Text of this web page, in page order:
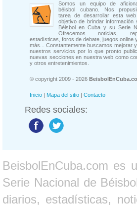
Somos un equipo de
béisbol cubano. Nos
tarea de desarrollar esta
objetivo de brindar información
Béisbol en Cuba y su Serie
Ofrecemos noticias,
estadísticas, foros de debate, juegos online
más... Constantemente buscamos mejorar
nuestros servicios por lo que pronto
nuevas secciones en nuestra web como
y otros entretenimientos.
© copyright 2009 - 2026
Inicio | Mapa del sitio | Contacto
Redes sociales:
BeisbolEnCuba.com es
Serie Nacional de
diarios, estadísticas,